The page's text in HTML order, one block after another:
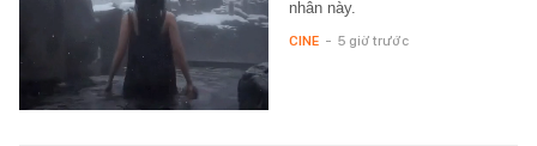
nhân này.
CINE - 5 giờ trước